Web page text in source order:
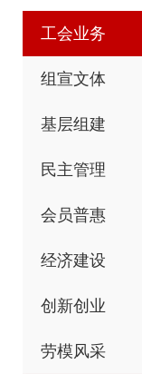
工会业务
组宣文体
基层组建
民主管理
会员普惠
经济建设
创新创业
劳模风采